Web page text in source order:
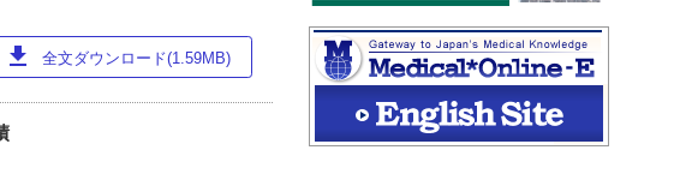
download 全文ダウンロード(1.59MB)